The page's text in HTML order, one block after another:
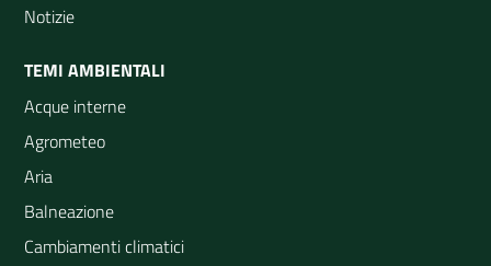
Notizie
TEMI AMBIENTALI
Acque interne
Agrometeo
Aria
Balneazione
Cambiamenti climatici